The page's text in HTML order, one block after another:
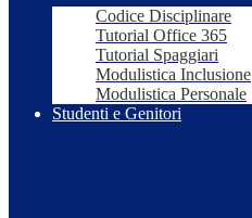
Codice Disciplinare
Tutorial Office 365
Tutorial Spaggiari
Modulistica Inclusione
Modulistica Personale
Studenti e Genitori